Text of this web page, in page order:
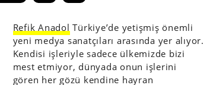
Refik Anadol Türkiye’de yetişmiş önemli
yeni medya sanatçıları arasında yer alıyor.
Kendisi işleriyle sadece ülkemizde bizi
mest etmiyor, dünyada onun işlerini
gören her gözü kendine hayran